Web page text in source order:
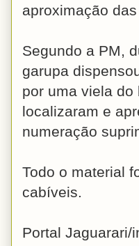
aproximação
Segundo a PM,
garupa
por uma viela
localizaram e
numeração
Todo o material
cabíveis.
Portal Jaguarari/